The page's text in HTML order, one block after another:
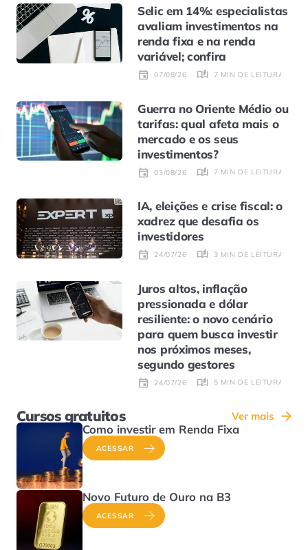
Selic em 14%: especialistas
avaliam investimentos na
renda fixa e na renda
variável; confira
07/08/26 7 MIN DE LEITURA
Guerra no Oriente Médio ou
tarifas: qual afeta mais o
mercado e os seus
investimentos?
03/08/26 7 MIN DE LEITURA
IA, eleições e crise fiscal: o
xadrez que desafia os
investidores
24/07/26 3 MIN DE LEITURA
Juros altos, inflação
pressionada e dólar
resiliente: o novo cenário
para quem busca investir
nos próximos meses,
segundo gestores
24/07/26 5 MIN DE LEITURA
Cursos gratuitos Ver mais
Como investir em Renda Fixa
ACESSAR
Novo Futuro de Ouro na B3
ACESSAR